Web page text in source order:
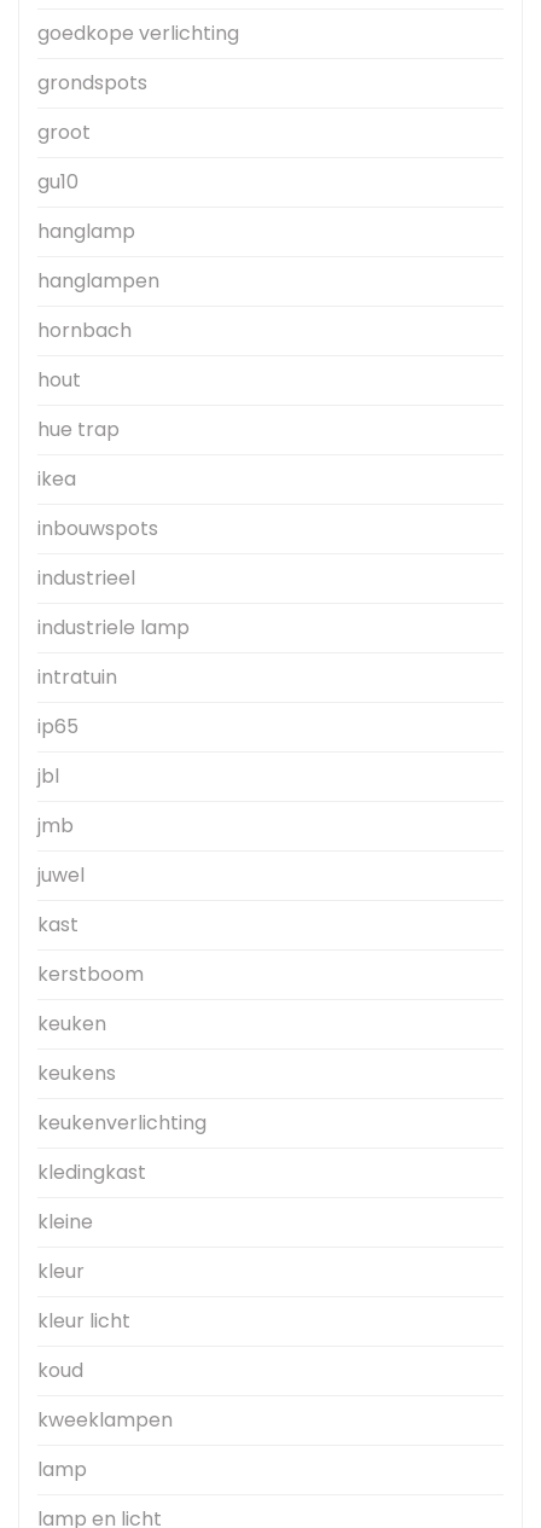
goedkope verlichting
grondspots
groot
gu10
hanglamp
hanglampen
hornbach
hout
hue trap
ikea
inbouwspots
industrieel
industriele lamp
intratuin
ip65
jbl
jmb
juwel
kast
kerstboom
keuken
keukens
keukenverlichting
kledingkast
kleine
kleur
kleur licht
koud
kweeklampen
lamp
lamp en licht